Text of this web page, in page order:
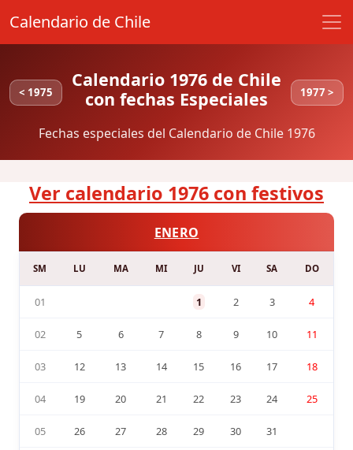
Calendario de Chile
< 1975
Calendario 1976 de Chile
con fechas Especiales
1977 >
Fechas especiales del Calendario de Chile 1976
Ver calendario 1976 con festivos
ENERO
SM LU MA MI JU VI SA DO
01 1 2 3 4
02 5 6 7 8 9 10 11
03 12 13 14 15 16 17 18
04 19 20 21 22 23 24 25
05 26 27 28 29 30 31